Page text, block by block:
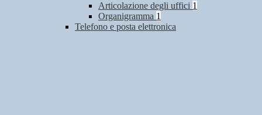
Articolazione degli uffici 1
Organigramma 1
Telefono e posta elettronica